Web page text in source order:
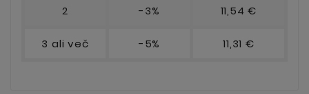
2 -3% 11,54 €
3 ali več -5% 11,31 €